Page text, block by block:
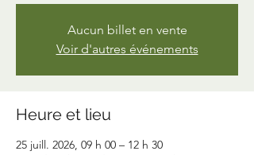
Aucun billet en vente
Voir d'autres événements
Heure et lieu
25 juill. 2026, 09 h 00 – 12 h 30